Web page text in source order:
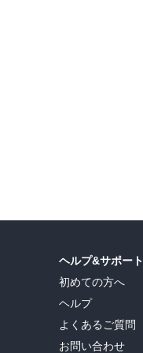
ヘルプ&サポート
初めての方へ
ヘルプ
よくあるご質問
お問い合わせ